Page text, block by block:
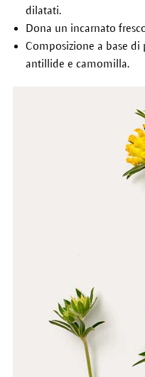
dilatati.
Dona un incarnato
Composizione a base
antillide e camomilla.